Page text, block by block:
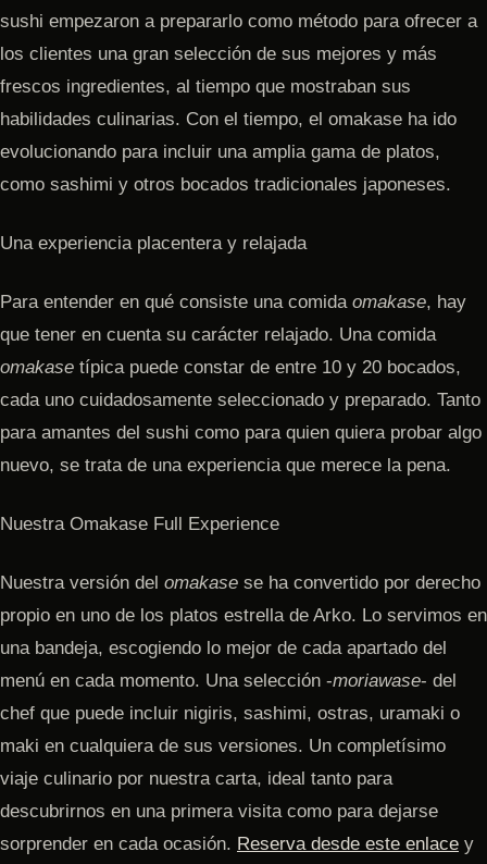
sushi empezaron a prepararlo como método para ofrecer a
los clientes una gran selección de sus mejores y más
frescos ingredientes, al tiempo que mostraban sus
habilidades culinarias. Con el tiempo, el omakase ha ido
evolucionando para incluir una amplia gama de platos,
como sashimi y otros bocados tradicionales japoneses.
Una experiencia placentera y relajada
Para entender en qué consiste una comida omakase, hay
que tener en cuenta su carácter relajado. Una comida
omakase típica puede constar de entre 10 y 20 bocados,
cada uno cuidadosamente seleccionado y preparado. Tanto
para amantes del sushi como para quien quiera probar algo
nuevo, se trata de una experiencia que merece la pena.
Nuestra Omakase Full Experience
Nuestra versión del omakase se ha convertido por derecho
propio en uno de los platos estrella de Arko. Lo servimos en
una bandeja, escogiendo lo mejor de cada apartado del
menú en cada momento. Una selección -moriawase- del
chef que puede incluir nigiris, sashimi, ostras, uramaki o
maki en cualquiera de sus versiones. Un completísimo
viaje culinario por nuestra carta, ideal tanto para
descubrirnos en una primera visita como para dejarse
sorprender en cada ocasión. Reserva desde este enlace y